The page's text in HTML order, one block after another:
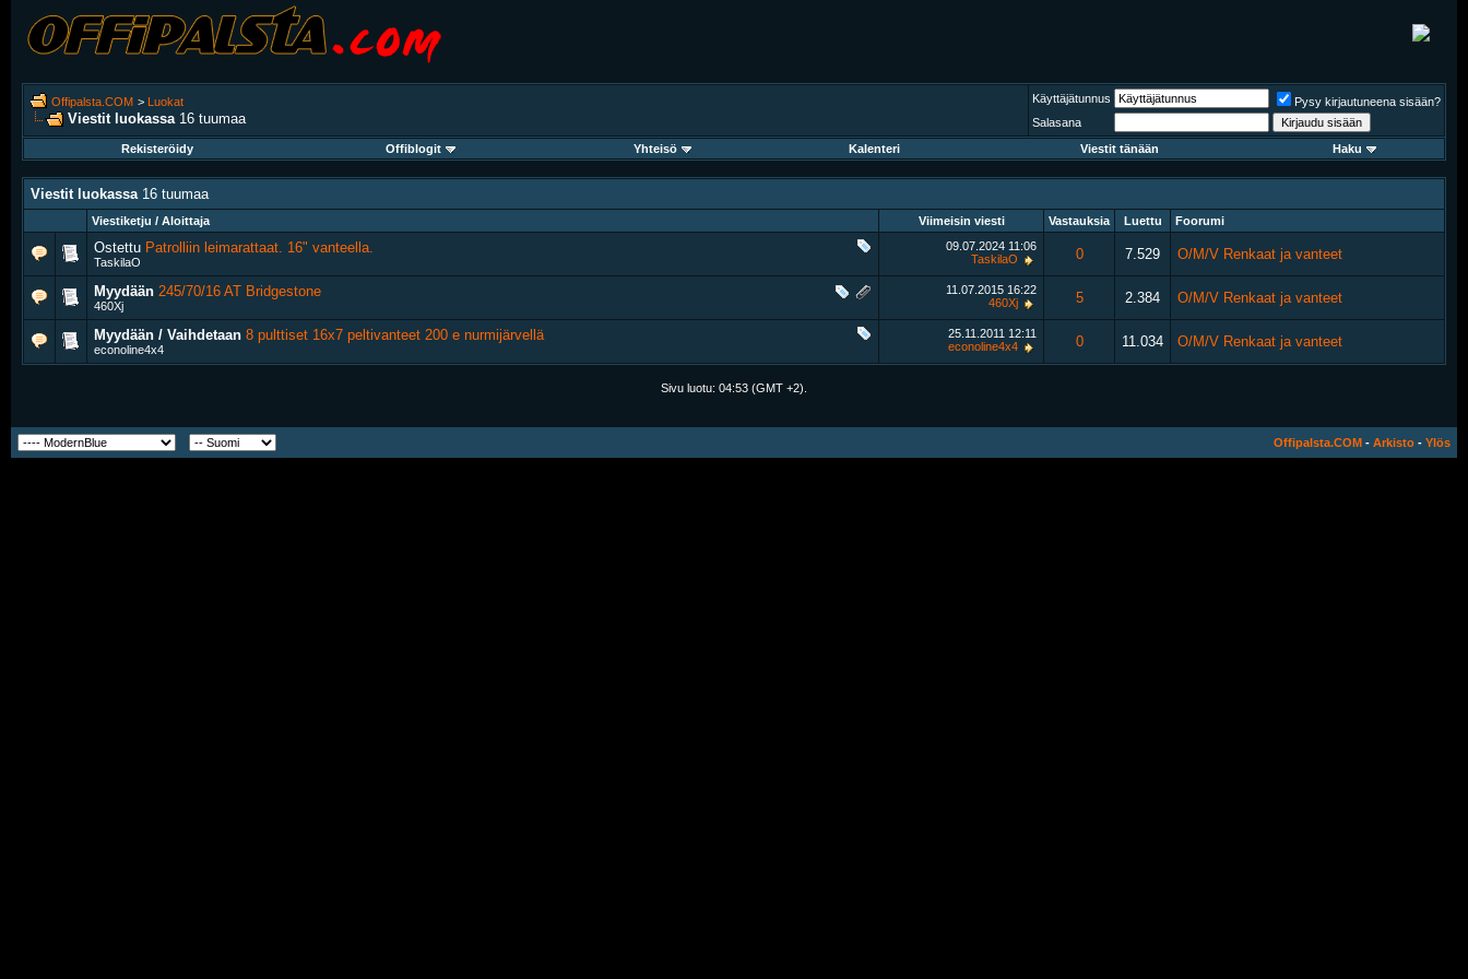
Offipalsta.COM > Luokat
Viestit luokassa 16 tuumaa
Käyttäjätunnus
Pysy kirjautuneena sisään?
Salasana
Rekisteröidy
Offiblogit Yhteisö Kalenteri Viestit tänään Haku
Viestit luokassa 16 tuumaa
Viestiketju / Aloittaja Viimeisin viesti Vastauksia Luettu Foorumi
Ostettu Patrolliin leimarattaat. 16" vanteella.
TaskilaO
09.07.2024 11:06
TaskilaO
0 7.529 O/M/V Renkaat ja vanteet
Myydään 245/70/16 AT Bridgestone
460Xj
11.07.2015 16:22
460Xj
5 2.384 O/M/V Renkaat ja vanteet
Myydään / Vaihdetaan 8 pulttiset 16x7 peltivanteet 200 e nurmijärvellä
econoline4x4
25.11.2011 12:11
econoline4x4
0 11.034 O/M/V Renkaat ja vanteet
Sivu luotu: 04:53 (GMT +2).
Offipalsta.COM - Arkisto - Ylös